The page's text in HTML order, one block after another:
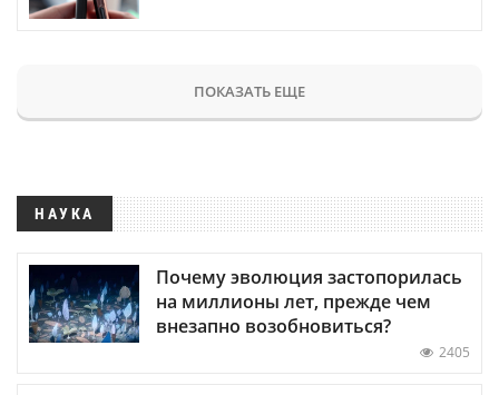
ПОКАЗАТЬ ЕЩЕ
НАУКА
Почему эволюция застопорилась
на миллионы лет, прежде чем
внезапно возобновиться?
2405